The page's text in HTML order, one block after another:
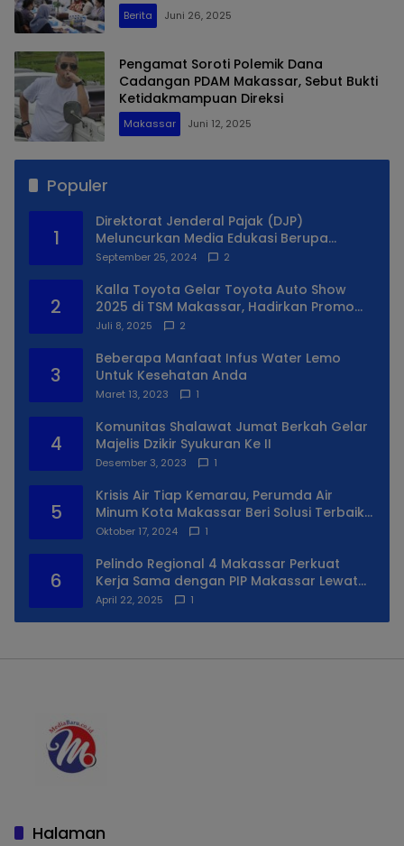
Berita Juni 26, 2025
Pengamat Soroti Polemik Dana
Cadangan PDAM Makassar, Sebut Bukti
Ketidakmampuan Direksi
Makassar Juni 12, 2025
Populer
1
Direktorat Jenderal Pajak (DJP)
Meluncurkan Media Edukasi Berupa
Simulator Coretax
September 25, 2024 2
2
Kalla Toyota Gelar Toyota Auto Show
2025 di TSM Makassar, Hadirkan Promo
Spesial
Juli 8, 2025 2
3
Beberapa Manfaat Infus Water Lemo
Untuk Kesehatan Anda
Maret 13, 2023 1
4
Komunitas Shalawat Jumat Berkah Gelar
Majelis Dzikir Syukuran Ke II
Desember 3, 2023 1
5
Krisis Air Tiap Kemarau, Perumda Air
Minum Kota Makassar Beri Solusi Terbaik
Untuk Daerah Utara Kota
Oktober 17, 2024 1
6
Pelindo Regional 4 Makassar Perkuat
Kerja Sama dengan PIP Makassar Lewat
Praktek Lapangan
April 22, 2025 1
Halaman